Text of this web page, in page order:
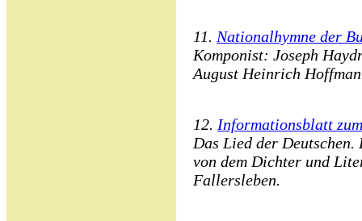
11. Nationalhymne der
Komponist: Joseph
August Heinrich
12. Informationsblatt
Das Lied der Deutschen.
von dem Dichter und
Fallersleben.